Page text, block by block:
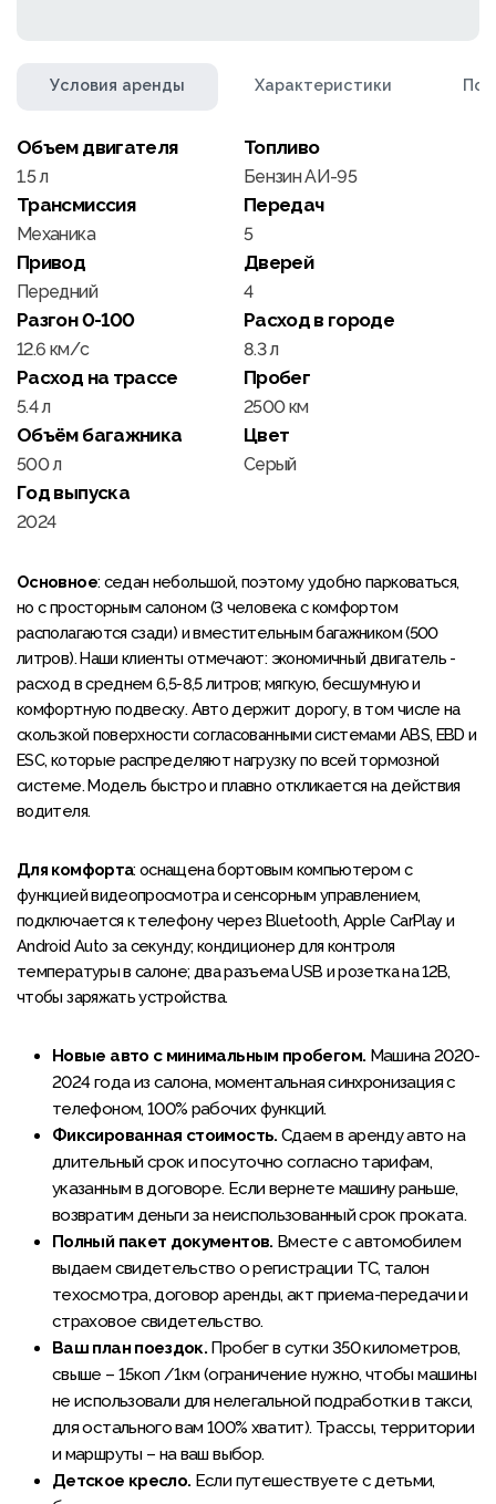
Условия аренды Характеристики
Объем двигателя
1.5 л
Топливо
Бензин АИ-95
Трансмиссия
Механика
Передач
5
Привод
Передний
Дверей
4
Разгон 0-100
12.6 км/c
Расход в городе
8.3 л
Расход на трассе
5.4 л
Пробег
2500 км
Объём багажника
500 л
Цвет
Серый
Год выпуска
2024
Основное: седан небольшой, поэтому удобно парковаться,
но с просторным салоном (3 человека с комфортом
располагаются сзади) и вместительным багажником (500
литров). Наши клиенты отмечают: экономичный двигатель -
расход в среднем 6,5-8,5 литров; мягкую, бесшумную и
комфортную подвеску. Авто держит дорогу, в том числе на
скользкой поверхности согласованными системами ABS, EBD и
ESC, которые распределяют нагрузку по всей тормозной
системе. Модель быстро и плавно откликается на действия
водителя.
Для комфорта: оснащена бортовым компьютером с
функцией видеопросмотра и сенсорным управлением,
подключается к телефону через Bluetooth, Apple CarPlay и
Android Auto за секунду; кондиционер для контроля
температуры в салоне; два разъема USB и розетка на 12В,
чтобы заряжать устройства.
Новые авто с минимальным пробегом. Машина 2020-
2024 года из салона, моментальная синхронизация с
телефоном, 100% рабочих функций.
Фиксированная стоимость. Сдаем в аренду авто на
длительный срок и посуточно согласно тарифам,
указанным в договоре. Если вернете машину раньше,
возвратим деньги за неиспользованный срок проката.
Полный пакет документов. Вместе с автомобилем
выдаем свидетельство о регистрации ТС, талон
техосмотра, договор аренды, акт приема-передачи и
страховое свидетельство.
Ваш план поездок. Пробег в сутки 350 километров,
свыше – 15коп /1км (ограничение нужно, чтобы машины
не использовали для нелегальной подработки в такси,
для остального вам 100% хватит). Трассы, территории
и маршруты – на ваш выбор.
Детское кресло. Если путешествуете с детьми,